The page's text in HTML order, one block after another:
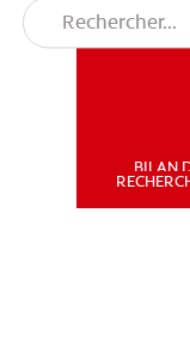
BILAN